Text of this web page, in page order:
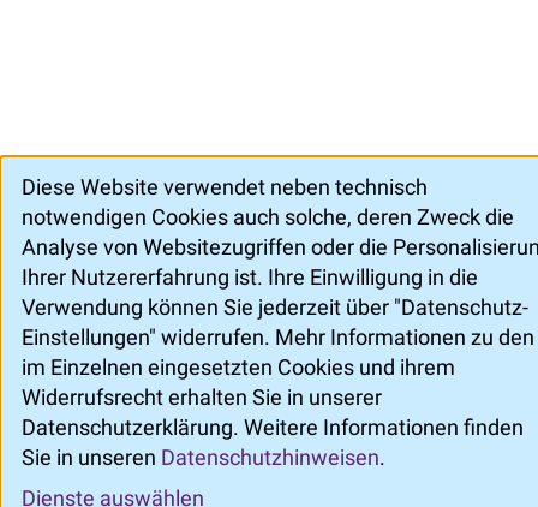
Diese Website verwendet neben technisch
notwendigen Cookies auch solche, deren Zweck die
Analyse von Websitezugriffen oder die
Ihrer Nutzererfahrung ist. Ihre Einwilligung in die
Verwendung können Sie jederzeit über "Datenschutz-
Einstellungen" widerrufen. Mehr Informationen zu den
im Einzelnen eingesetzten Cookies und ihrem
Widerrufsrecht erhalten Sie in unserer
Datenschutzerklärung. Weitere Informationen finden
Sie in unseren Datenschutzhinweisen.
Dienste auswählen